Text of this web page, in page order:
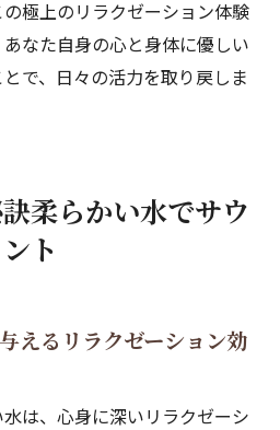
よさを柔らかい水で長持ち
極上のリラクゼーション体験
なた自身の心と身体に優しい
で、日々の活力を取り戻しま
柔らかい水でサウ
ト
えるリラクゼーション効
は、心身に深いリラクゼーシ